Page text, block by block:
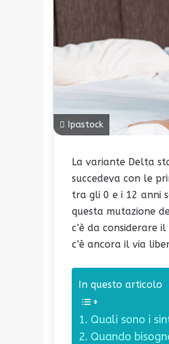
Ipastock
La variante Delta
succedeva con le
tra gli 0 e i 12 anni
questa mutazione
c’è da considerare
c’è ancora il via
In questo articolo
Quali sono i
Quando